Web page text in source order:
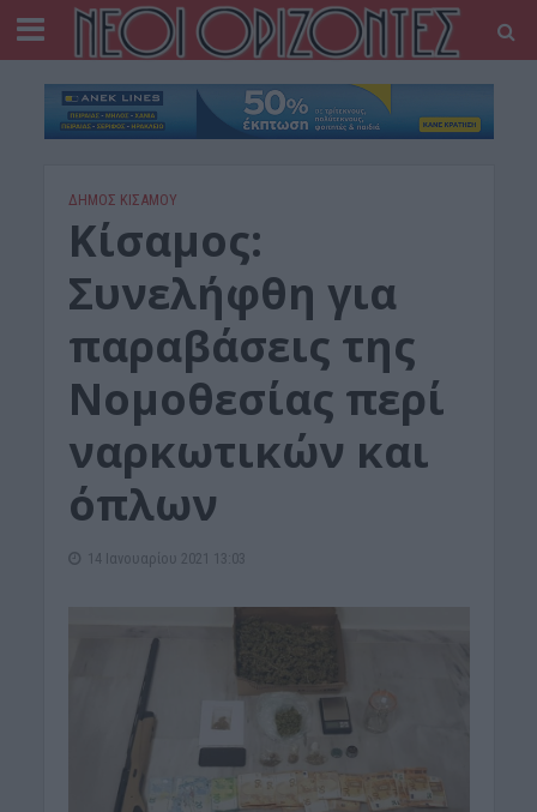
ΔΉΜΟΣ ΚΙΣΆΜΟΥ
Κίσαμος:
Συνελήφθη για
παραβάσεις της
Νομοθεσίας περί
ναρκωτικών και
όπλων
14 Ιανουαρίου 2021 13:03